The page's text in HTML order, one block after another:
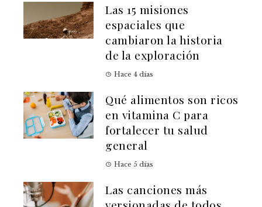
Las 15 misiones
espaciales que
cambiaron la historia
de la exploración
Hace 4 días
Qué alimentos son ricos
en vitamina C para
fortalecer tu salud
general
Hace 5 días
Las canciones más